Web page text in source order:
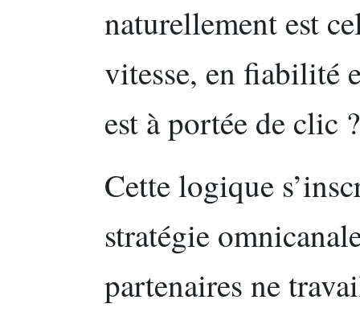
naturellement est
vitesse, en fiabilité
est à portée de clic
Cette logique
stratégie
partenaires ne